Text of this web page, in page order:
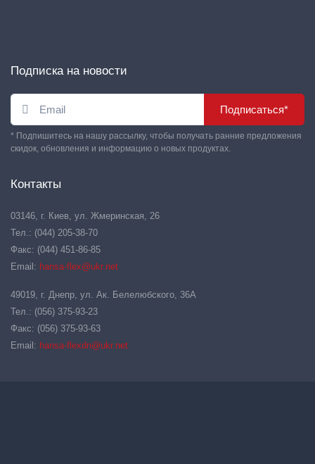
Подписка на новости
Подписаться*
* Подпишитесь на нашу рассылку, чтобы получать ранние предложения
скидок, обновления и информацию о новых продуктах.
Контакты
03146, г. Киев, ул. Жмеринская, 26
Тел.: (044) 205-38-70
Факс: (044) 451-86-85
Email: hansa-flex@ukr.net
49019, г. Днепр, ул. Ак. Белелюбского, 36А
Тел.: (056) 375-93-23
Факс: (056) 375-93-63
Email: hansa-flexdn@ukr.net